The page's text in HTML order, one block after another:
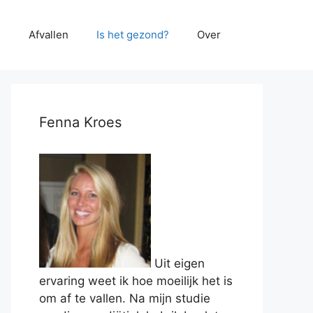
Afvallen Is het gezond? Over
Fenna Kroes
Uit eigen
ervaring weet ik hoe moeilijk het is
om af te vallen. Na mijn studie